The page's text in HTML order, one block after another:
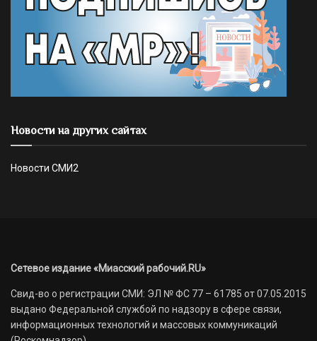
Новости на других сайтах
Новости СМИ2
Сетевое издание «Миасский рабочий.RU»
Свид-во о регистрации СМИ: ЭЛ № ФС 77 – 61785 от 07.05.2015
выдано Федеральной службой по надзору в сфере связи,
информационных технологий и массовых коммуникаций